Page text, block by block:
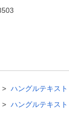
ハングルテキスト
ハングルテキスト